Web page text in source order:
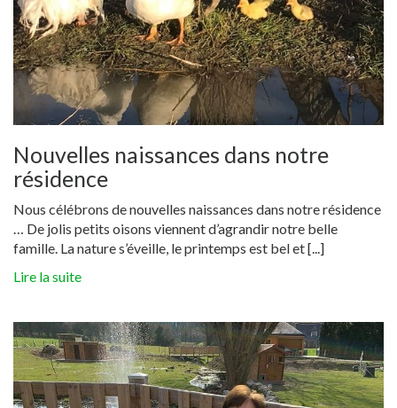
Nouvelles naissances dans notre
résidence
Nous célébrons de nouvelles naissances dans notre résidence
… De jolis petits oisons viennent d’agrandir notre belle
famille. La nature s’éveille, le printemps est bel et [...]
Lire la suite